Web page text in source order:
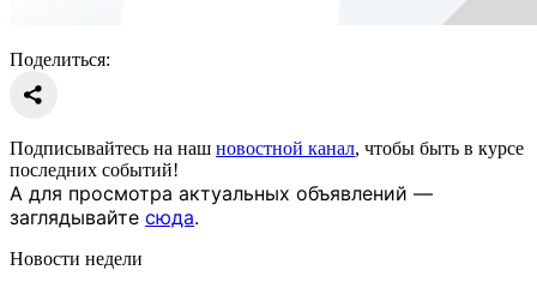
Поделиться:
Подписывайтесь на наш новостной канал, чтобы быть в курсе
последних событий!
А для просмотра актуальных объявлений —
заглядывайте сюда.
Новости недели